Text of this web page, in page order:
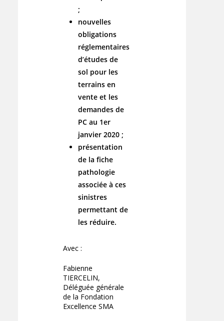
;
nouvelles
obligations
réglementaires
d’études de
sol pour les
terrains en
vente et les
demandes de
PC au 1er
janvier 2020 ;
présentation
de la fiche
pathologie
associée à ces
sinistres
permettant de
les réduire.
Avec :
Fabienne
TIERCELIN,
Déléguée générale
de la Fondation
Excellence SMA